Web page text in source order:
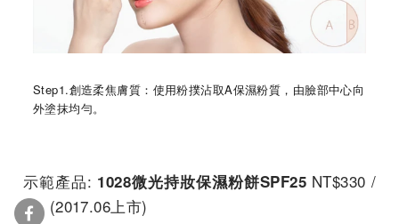
Step1.創造柔焦膚質：使用粉撲沾取A保濕粉質，由臉部中心向
外塗抹均勻。
示範產品: 1028微光持妝保濕粉餅SPF25NT$330 /
9g (2017.06上市)